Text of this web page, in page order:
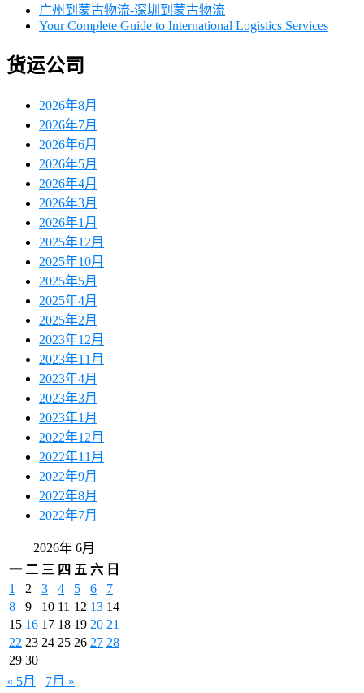
广州到蒙古物流-深圳到蒙古物流
Your Complete Guide to International Logistics Services
货运公司
2026年8月
2026年7月
2026年6月
2026年5月
2026年4月
2026年3月
2026年1月
2025年12月
2025年10月
2025年5月
2025年4月
2025年2月
2023年12月
2023年11月
2023年4月
2023年3月
2023年1月
2022年12月
2022年11月
2022年9月
2022年8月
2022年7月
2026年 6月
一 二 三 四 五 六 日
1
2 3 4 5 6
7
8
9 10 11 12 13 14
15 16 17 18 19 20 21
22 23 24 25 26 27 28
29 30
« 5月
7月 »